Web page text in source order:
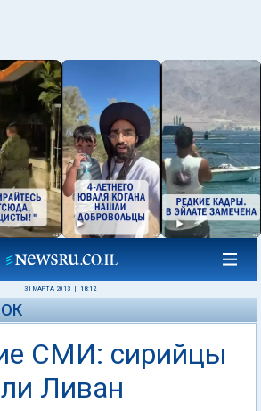
31 МАРТА 2013 18:12
СМИ: сирийцы
Ливан